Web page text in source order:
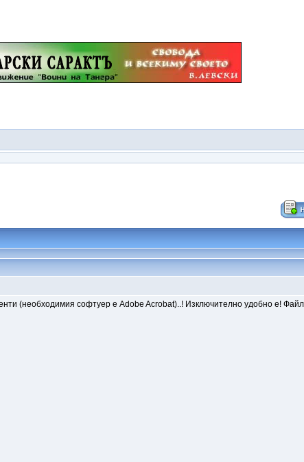
(необходимия софтуер е Adobe Acrobat)..! Изключително удобно е!